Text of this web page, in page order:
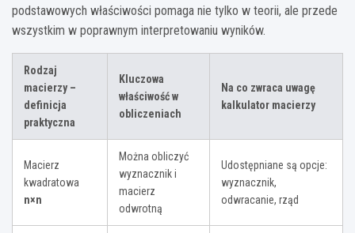
podstawowych właściwości pomaga nie tylko w teorii, ale przede
wszystkim w poprawnym interpretowaniu wyników.
Rodzaj
macierzy –
definicja
praktyczna
Kluczowa
właściwość w
obliczeniach
Na co zwraca uwagę
kalkulator macierzy
Macierz
kwadratowa
n×n
Można obliczyć
wyznacznik i
macierz
odwrotną
Udostępniane są opcje:
wyznacznik,
odwracanie, rząd